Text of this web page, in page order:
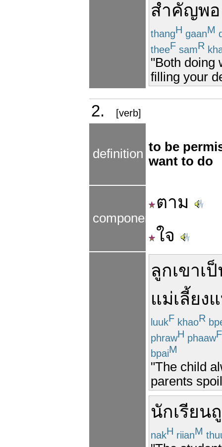
สำคัญพ
thangH gaanM
theeF samR
"Both doing
filling your
2. [verb]
definition to be
want to do
components
ตาม
ใจ
ลูกเขาเ
แม่เลี้ยง
luukF khaoR
phrawH phaawF
bpaiM
"The child
parents
นักเรียน
nakH riianM